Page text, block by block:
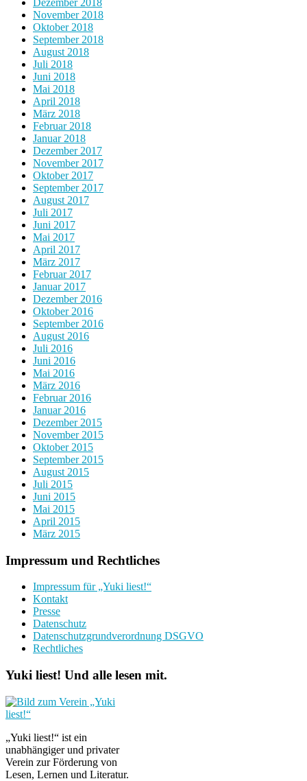
Dezember 2018
November 2018
Oktober 2018
September 2018
August 2018
Juli 2018
Juni 2018
Mai 2018
April 2018
März 2018
Februar 2018
Januar 2018
Dezember 2017
November 2017
Oktober 2017
September 2017
August 2017
Juli 2017
Juni 2017
Mai 2017
April 2017
März 2017
Februar 2017
Januar 2017
Dezember 2016
Oktober 2016
September 2016
August 2016
Juli 2016
Juni 2016
Mai 2016
März 2016
Februar 2016
Januar 2016
Dezember 2015
November 2015
Oktober 2015
September 2015
August 2015
Juli 2015
Juni 2015
Mai 2015
April 2015
März 2015
Impressum und Rechtliches
Impressum für „Yuki liest!“
Kontakt
Presse
Datenschutz
Datenschutzgrundverordnung DSGVO
Rechtliches
Yuki liest! Und alle lesen mit.
„Yuki liest!“ ist ein
unabhängiger und privater
Verein zur Förderung von
Lesen, Lernen und Literatur.